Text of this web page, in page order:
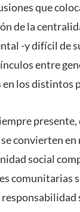
que
de la
-y difícil de
entre
los distintos
convierten
social
comunitarias